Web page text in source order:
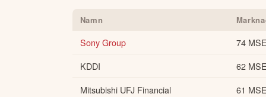
Namn
Sony Group
74
KDDI
62
Mitsubishi UFJ Financial
61